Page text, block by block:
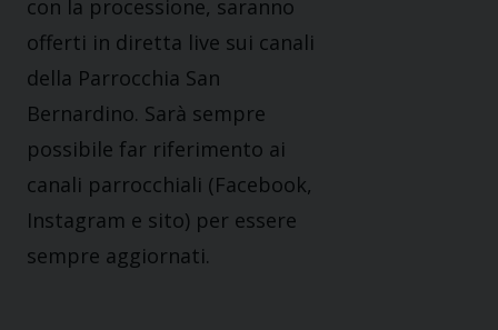
con la processione, saranno
offerti in diretta live sui canali
della Parrocchia San
Bernardino. Sarà sempre
possibile far riferimento ai
canali parrocchiali (Facebook,
Instagram e sito) per essere
sempre aggiornati.